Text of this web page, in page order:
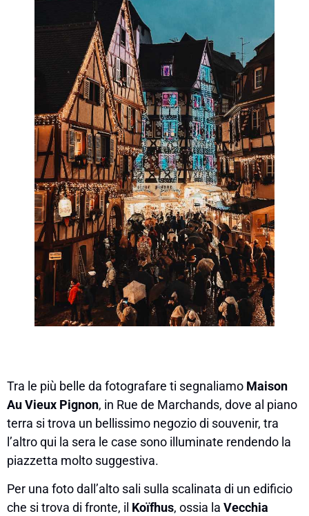
Tra le più belle da fotografare ti segnaliamo Maison
Au Vieux Pignon, in Rue de Marchands, dove al piano
terra si trova un bellissimo negozio di souvenir, tra
l’altro qui la sera le case sono illuminate rendendo la
piazzetta molto suggestiva.
Per una foto dall’alto sali sulla scalinata di un edificio
che si trova di fronte, il Koïfhus, ossia la Vecchia